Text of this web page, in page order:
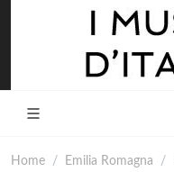
Home Emilia Romagna